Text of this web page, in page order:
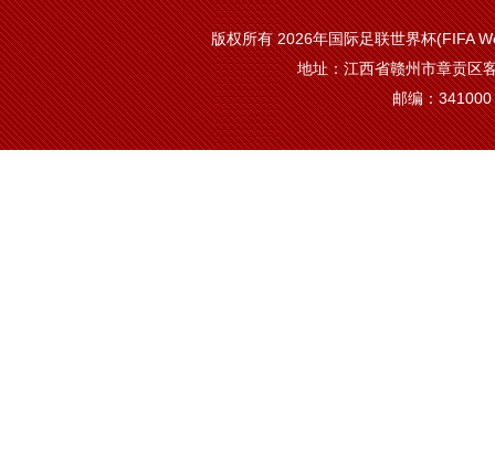
版权所有 2026年国际足联世界杯(FIFA
地址：江西省赣州市章贡区
邮编：341000